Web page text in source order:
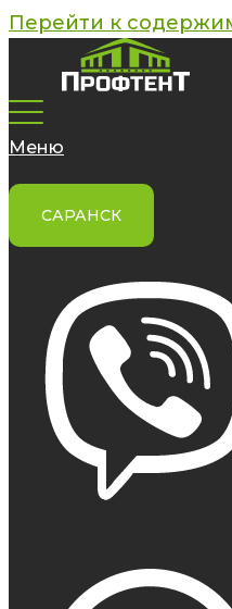
Перейти к
Меню
САРАНСК